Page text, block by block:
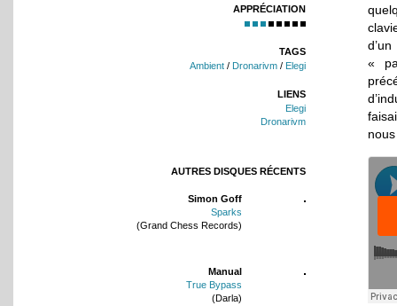
APPRÉCIATION
TAGS
Ambient / Dronarivm / Elegi
LIENS
Elegi
Dronarivm
AUTRES DISQUES RÉCENTS
Simon Goff
Sparks
(Grand Chess Records)
Manual
True Bypass
(Darla)
«